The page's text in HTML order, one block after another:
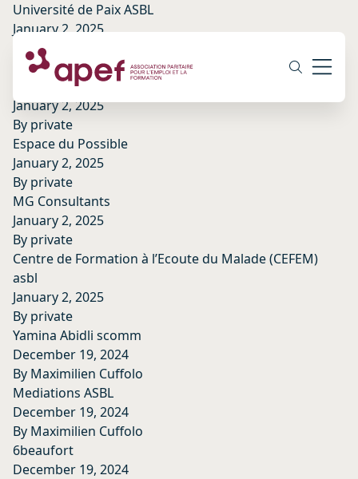
Université de Paix ASBL
January 2, 2025
Byprivate
Centre de Dynamique des Groupes et d’Analyse
Institutionnelle (C.D.G.A.I.)
January 2, 2025
By private
Espace du Possible
January 2, 2025
By private
MG Consultants
January 2, 2025
By private
Centre de Formation à l’Ecoute du Malade (CEFEM)
asbl
January 2, 2025
By private
Yamina Abidli scomm
December 19, 2024
By Maximilien Cuffolo
Mediations ASBL
December 19, 2024
By Maximilien Cuffolo
6beaufort
December 19, 2024